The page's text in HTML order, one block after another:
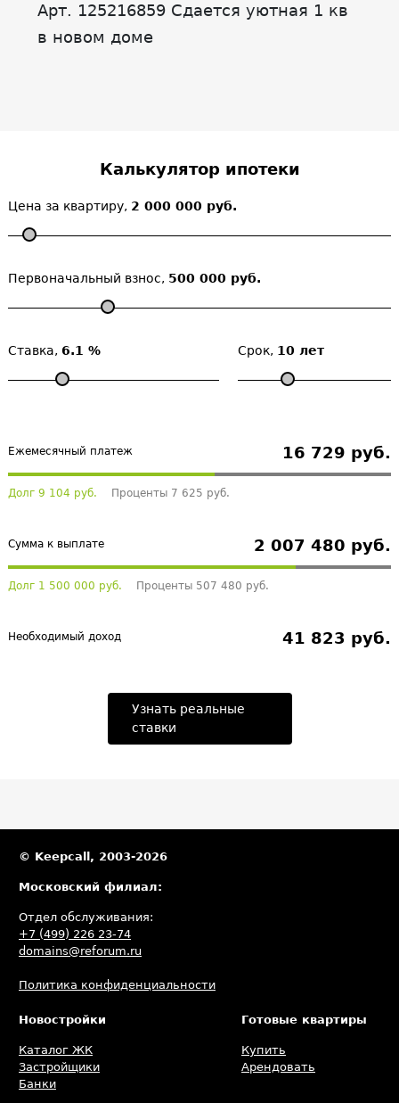
Арт. 125216859 Сдается уютная 1 кв
в новом доме
Калькулятор ипотеки
Цена за квартиру, 2 000 000 руб.
Первоначальный взнос, 500 000 руб.
Ставка, 6.1 % Срок, 10 лет
Ежемесячный платеж 16 729 руб.
Долг 9 104 руб. Проценты 7 625 руб.
Сумма к выплате 2 007 480 руб.
Долг 1 500 000 руб. Проценты 507 480 руб.
Необходимый доход 41 823 руб.
Узнать реальные
ставки
© Keepcall, 2003-2026
Московский филиал:
Отдел обслуживания:
+7 (499) 226 23-74
domains@reforum.ru
Политика конфиденциальности
Новостройки
Каталог ЖК
Застройщики
Банки
Готовые квартиры
Купить
Арендовать